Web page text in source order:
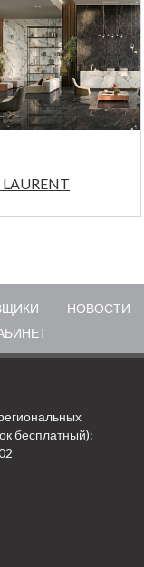
НОВОСТИ
бесплатный):